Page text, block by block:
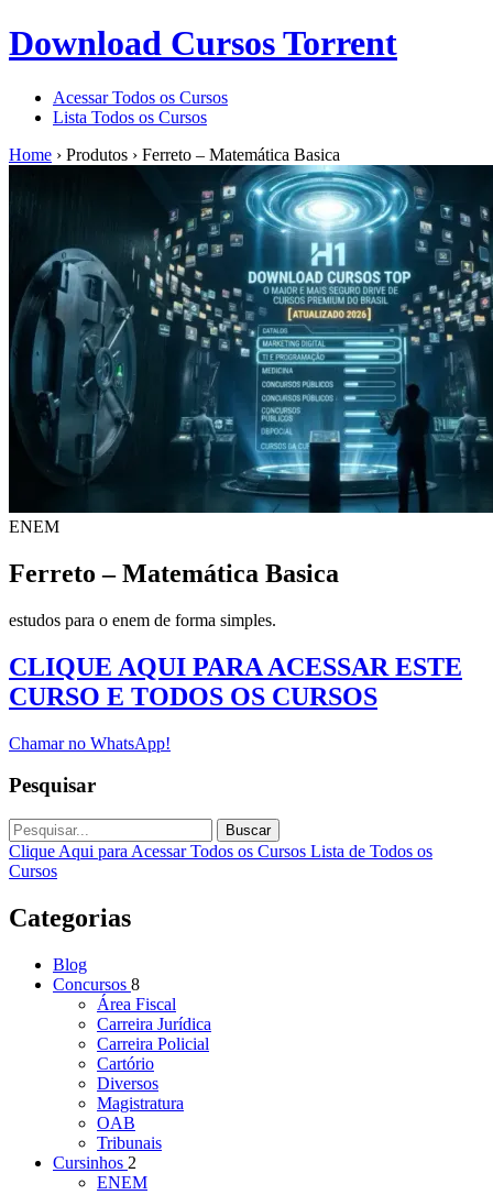
Download Cursos Torrent
Acessar Todos os Cursos
Lista Todos os Cursos
Home › Produtos › Ferreto – Matemática Basica
ENEM
Ferreto – Matemática Basica
estudos para o enem de forma simples.
CLIQUE AQUI PARA ACESSAR ESTE
CURSO E TODOS OS CURSOS
Chamar no WhatsApp!
Pesquisar
Buscar
Clique Aqui para Acessar Todos os Cursos Lista de Todos os
Cursos
Categorias
Blog
Concursos 8
Área Fiscal
Carreira Jurídica
Carreira Policial
Cartório
Diversos
Magistratura
OAB
Tribunais
Cursinhos 2
ENEM